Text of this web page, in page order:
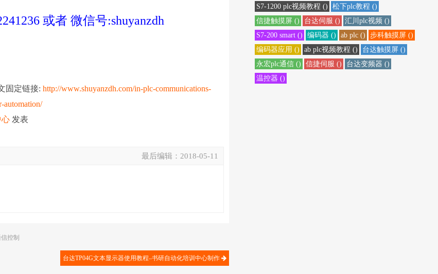
或者 微信号:shuyanzdh
固定链接:http://www.shuyanzdh.com/in-plc-communications-
automation/
心 发表
最后编辑： 2018-05-11
控制
台达TP04G文本显示器使用教程–书研自动化培训中心制作
S7-1200 plc视频教程 ()
松下plc教程 ()
信捷触摸屏 ()
台达伺服 ()
汇川plc视频 ()
S7-200 smart ()
编码器 () ab plc ()
步科触摸屏 ()
编码器应用 ()
ab plc视频教程 ()
台达触摸屏 ()
永宏plc通信 ()
信捷伺服 ()
台达变频器 ()
温控器 ()